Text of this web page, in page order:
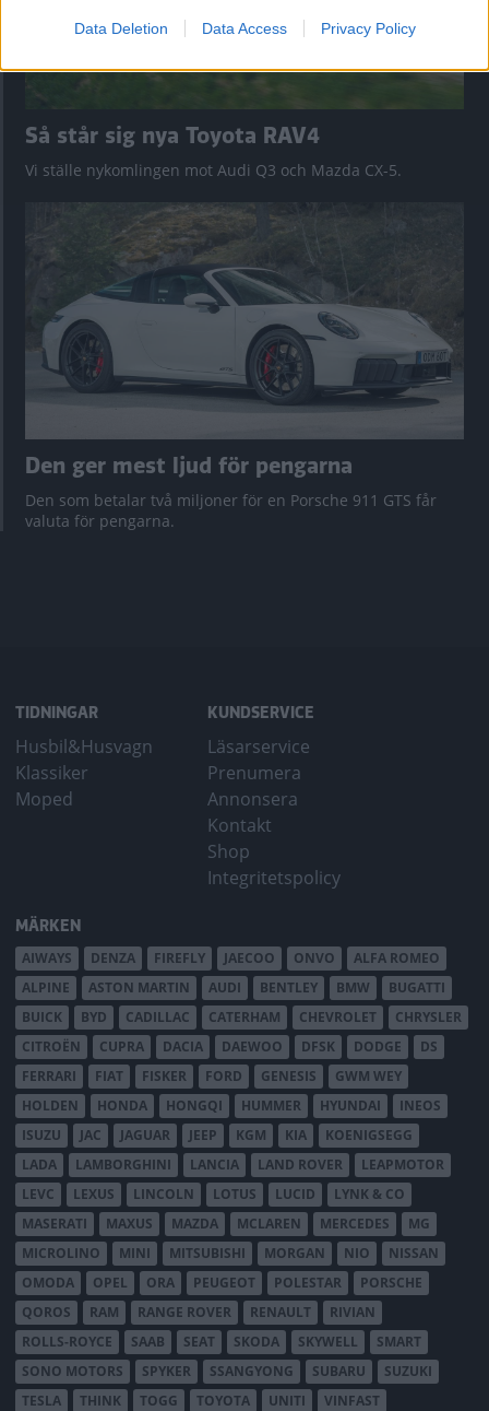
Data Deletion Data Access Privacy Policy
Så står sig nya Toyota RAV4
Vi ställe nykomlingen mot Audi Q3 och Mazda CX-5.
Den ger mest ljud för pengarna
Den som betalar två miljoner för en Porsche 911 GTS får
valuta för pengarna.
TIDNINGAR
Husbil&Husvagn
Klassiker
Moped
KUNDSERVICE
Läsarservice
Prenumera
Annonsera
Kontakt
Shop
Integritetspolicy
MÄRKEN
AIWAYS DENZA FIREFLY JAECOO ONVO
ALFA ROMEO
ALPINE
ASTON MARTIN AUDI BENTLEY BMW
BUGATTI
BUICK
BYD CADILLAC CATERHAM CHEVROLET
CHRYSLER
CITROËN
CUPRA DACIA DAEWOO DFSK DODGE
DS
FERRARI
FIAT FISKER FORD GENESIS
GWM WEY
HOLDEN
HONDA HONGQI HUMMER HYUNDAI
INEOS
ISUZU
JAC JAGUAR JEEP KGM KIA
KOENIGSEGG
LADA
LAMBORGHINI LANCIA LAND ROVER
LEAPMOTOR
LEVC
LEXUS LINCOLN LOTUS LUCID
LYNK & CO
MASERATI
MAXUS MAZDA MCLAREN MERCEDES
MG
MICROLINO
MINI MITSUBISHI MORGAN NIO
NISSAN
OMODA
OPEL ORA PEUGEOT POLESTAR
PORSCHE
QOROS
RAM RANGE ROVER RENAULT
RIVIAN
ROLLS-ROYCE
SAAB SEAT SKODA SKYWELL
SMART
SONO MOTORS
SPYKER SSANGYONG SUBARU
SUZUKI
TESLA
THINK TOGG TOYOTA UNITI VINFAST